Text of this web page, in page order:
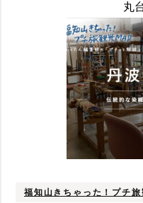
丸
福知山きちゃった！プチ